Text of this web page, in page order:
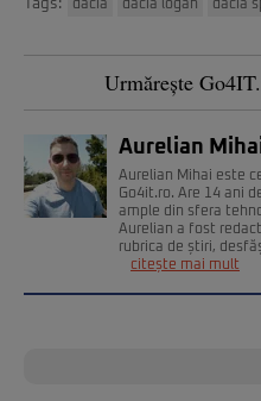
Tags: dacia dacia logan dacia
Urmărește
Aurelian
Aurelian Mihai este
Go4it.ro. Are 14 ani
ample din sfera
Aurelian a fost
rubrica de știri,
citește mai mult